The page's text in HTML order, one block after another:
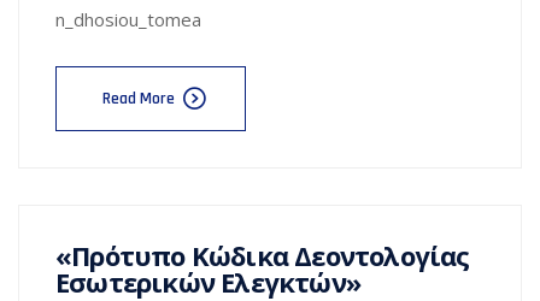
n_dhosiou_tomea
Read More
«Πρότυπο Κώδικα Δεοντολογίας
Εσωτερικών Ελεγκτών»